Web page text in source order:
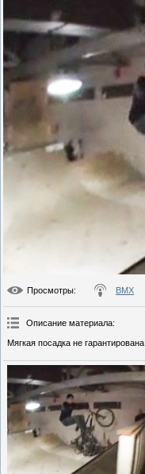
Просмотры: BMX
Описание материала:
Мягкая посадка не гарантирована.